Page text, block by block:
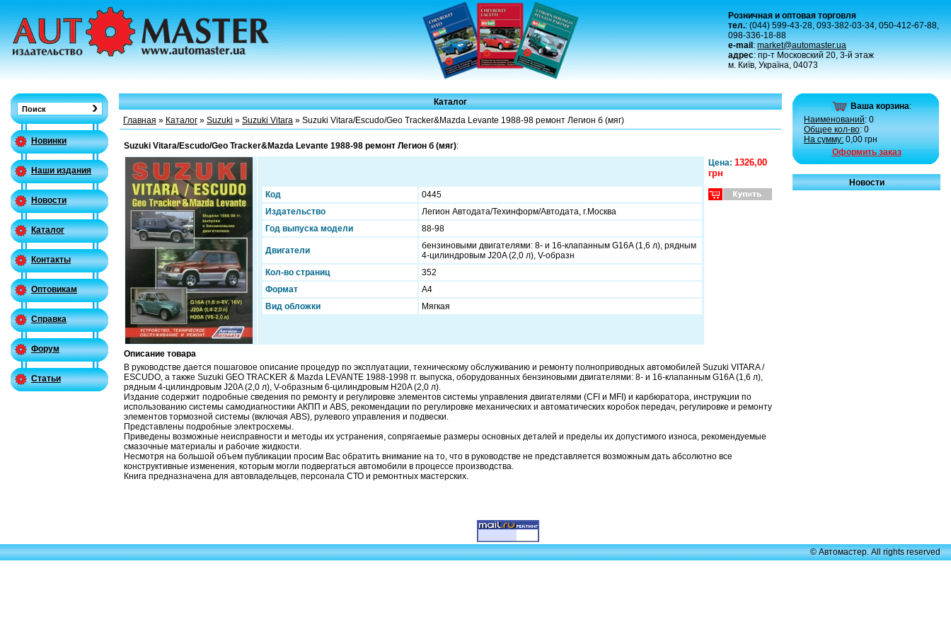
Розничная и оптовая торговля
тел.: (044) 599-43-28, 093-382-03-34, 050-412-67-88,
098-336-18-88
e-mail :market@automaster.ua
адрес: пр-т Московский 20, 3-й этаж
м. Київ, Україна, 04073
Новинки
Наши издания
Новости
Каталог
Контакты
Оптовикам
Справка
Форум
Статьи
Каталог
Главная » Каталог » Suzuki » Suzuki Vitara » Suzuki Vitara/Escudo/Geo Tracker&Mazda Levante 1988-98 ремонт Легион б (мяг)
Suzuki Vitara/Escudo/Geo Tracker&Mazda Levante 1988-98 ремонт Легион б (мяг):
Код
0445
Издательство
Легион Автодата/Техинформ/Автодата, г.Москва
Год выпуска модели
88-98
Двигатели
бензиновыми двигателями: 8- и 16-клапанным G16A (1,6 л), рядным
4-цилиндровым J20A (2,0 л), V-образн
Кол-во страниц
352
Формат
А4
Вид обложки
Мягкая
Цена: 1326,00
грн
Описание товара
В руководстве дается пошаговое описание процедур по эксплуатации, техническому обслуживанию и ремонту полноприводных автомобилей Suzuki VITARA /
ESCUDO, а также Suzuki GEO TRACKER & Mazda LEVANTE 1988-1998 гг. выпуска, оборудованных бензиновыми двигателями: 8- и 16-клапанным G16A (1,6 л),
рядным 4-цилиндровым J20A (2,0 л), V-образным 6-цилиндровым H20A (2,0 л).
Издание содержит подробные сведения по ремонту и регулировке элементов системы управления двигателями (CFI и MFI) и карбюратора, инструкции по
использованию системы самодиагностики АКПП и ABS, рекомендации по регулировке механических и автоматических коробок передач, регулировке и ремонту
элементов тормозной системы (включая ABS), рулевого управления и подвески.
Представлены подробные электросхемы.
Приведены возможные неисправности и методы их устранения, сопрягаемые размеры основных деталей и пределы их допустимого износа, рекомендуемые
смазочные материалы и рабочие жидкости.
Несмотря на большой объем публикации просим Вас обратить внимание на то, что в руководстве не представляется возможным дать абсолютно все
конструктивные изменения, которым могли подвергаться автомобили в процессе производства.
Книга предназначена для автовладельцев, персонала СТО и ремонтных мастерских.
Ваша корзина:
Наименований: 0
Общее кол-во: 0
На сумму: 0,00 грн
Оформить заказ
Новости
© Автомастер. All rights reserved